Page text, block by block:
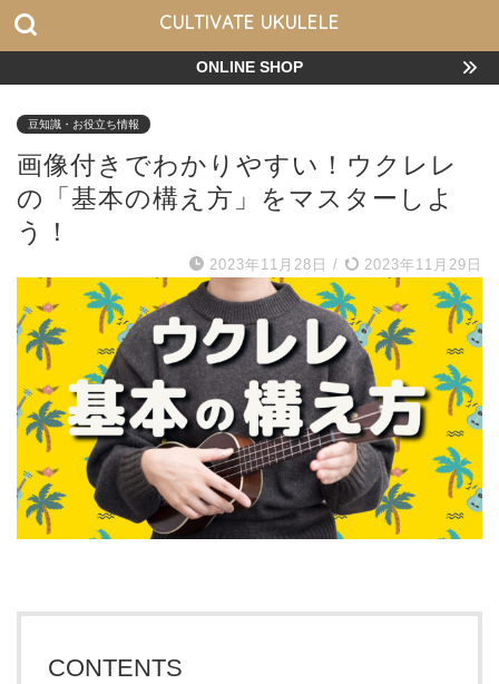
CULTIVATE UKULELE
ONLINE SHOP
豆知識・お役立ち情報
画像付きでわかりやすい！ウクレレ
の「基本の構え方」をマスターしよ
う！
2023年11月28日 / 2023年11月29日
CONTENTS